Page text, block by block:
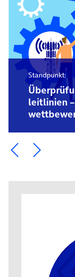
Standpunkt:
leitlinien
Ein Element
Ein